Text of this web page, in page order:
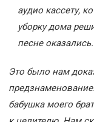
аудио кассету,
уборку дома
песне
Это было нам
бабушка моего